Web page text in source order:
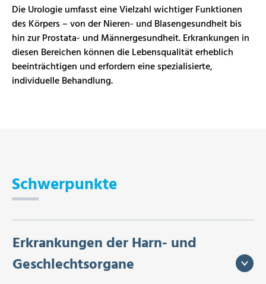
Die Urologie umfasst eine Vielzahl wichtiger Funktionen
des Körpers – von der Nieren- und Blasengesundheit bis
hin zur Prostata- und Männergesundheit. Erkrankungen in
diesen Bereichen können die Lebensqualität erheblich
beeinträchtigen und erfordern eine spezialisierte,
individuelle Behandlung.
Schwerpunkte
Erkrankungen der Harn- und
Geschlechtsorgane